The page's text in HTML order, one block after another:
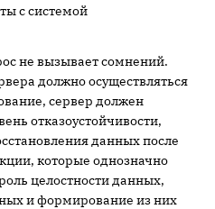
с системой
не вызывает сомнений.
должно осуществляться
сервер должен
отказоустойчивости,
данных после
которые однозначно
целостности данных,
и формирование из них